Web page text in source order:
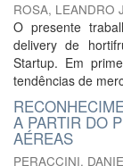
ROSA, LEANDRO
O presente
delivery de
Startup. Em
tendências de
A PARTIR DO
AÉREAS
PERACCINI,